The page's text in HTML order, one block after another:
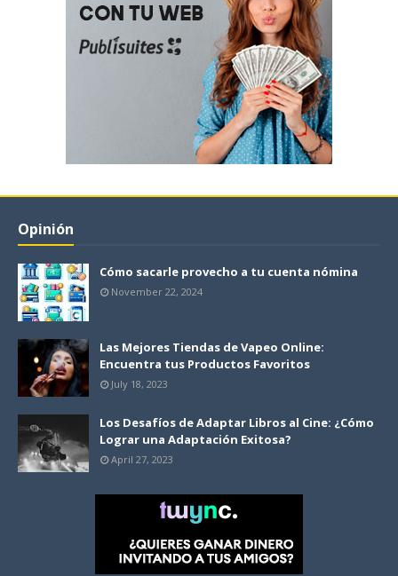
Opinión
Cómo sacarle provecho a tu cuenta nómina
November 22, 2024
Las Mejores Tiendas de Vapeo Online:
Encuentra tus Productos Favoritos
July 18, 2023
Los Desafíos de Adaptar Libros al Cine: ¿Cómo
Lograr una Adaptación Exitosa?
April 27, 2023